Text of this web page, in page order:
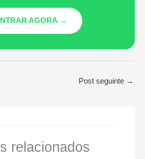
AGORA →
Post seguinte →
relacionados